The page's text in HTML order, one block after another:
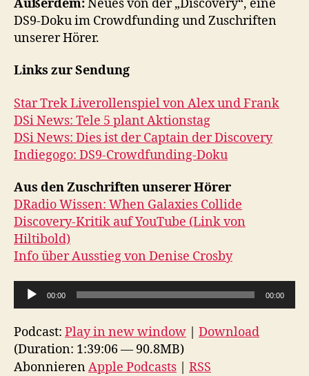
Außerdem:Neues von der „Discovery“, eine
DS9-Doku im Crowdfunding und Zuschriften
unserer Hörer.
Links zur Sendung
Star Trek Liverollenspiel von Alex und Frank
DSi News: Tele 5 plant Aktionstag
DSi News: Dies ist der Captain der Discovery
Indiegogo: DS9-Crowdfunding-Doku
Aus den Zuschriften unserer Hörer
DRadio Wissen: When Galaxies Collide
Discovery-Kritik auf YouTube (Link von
Hiltibold)
Info über Ausstieg von Denise Crosby
u
d
i
o
00:00 00:00
Podcast: Play in new window
Download
(Duration: 1:39:06 — 90.8MB)
AbonnierenApple Podcasts RSS